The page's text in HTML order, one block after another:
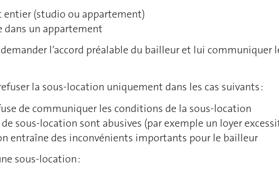
entier (studio ou appartement)
dans un appartement
l’accord préalable du bailleur et lui
la sous-location uniquement dans les cas suivants :
de communiquer les conditions de la sous-location
sous-location sont abusives (par exemple un loyer
entraîne des inconvénients importants pour le bailleur
sous-location :